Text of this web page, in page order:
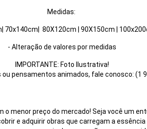
Medidas:
70x140cm| 80X120cm | 90X150cm |
- Alteração de valores por medidas
IMPORTANTE: Foto Ilustrativa!
ou pensamentos animados, fale conosco: (1
menor preço do mercado! Seja você um
e adquirir obras que carregam a